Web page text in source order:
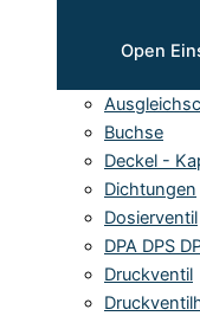
Open
Buchse
Deckel -
Dichtungen
Dosierventil
DPA DPS
Druckventil